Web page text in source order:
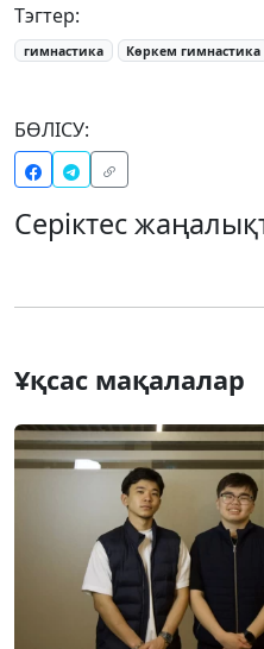
Тэгтер:
гимнастика Көркем гимнастика
БӨЛІСУ:
Серіктес
Ұқсас мақалалар